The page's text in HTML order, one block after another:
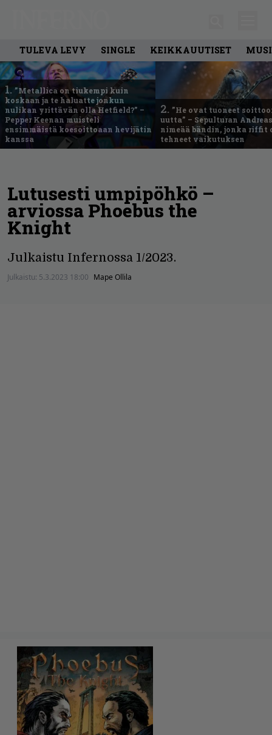
TULEVA LEVY SINGLE KEIKKAUUTISET
1. ”Metallica on tiukempi kuin
koskaan ja te haluatte jonkun
nulikan yrittävän olla Hetfield?” –
Pepper Keenan muisteli
ensimmäistä koesoittoaan hevijätin
kanssa
2. ”He ovat tuoneet
uutta” – Sepulturan
nimeää bändin, jonka riffit
tehneet vaikutuksen
Lutusesti umpipöhkö –
arviossa Phoebus the
Knight
Julkaistu Infernossa 1/2023.
Julkaistu: 5.3.2023 18:00 Mape Ollila